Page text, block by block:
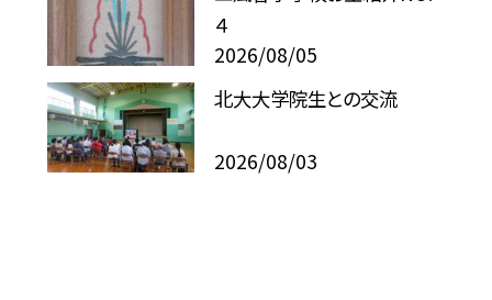
４
2026/08/05
北大大学院生との交流
2026/08/03